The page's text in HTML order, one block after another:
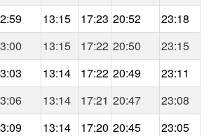
13:15 17:23 20:52
23:18
13:15 17:22 20:50
23:15
13:14 17:22 20:49
23:11
13:14 17:21 20:47
23:08
13:14 17:20 20:45
23:05